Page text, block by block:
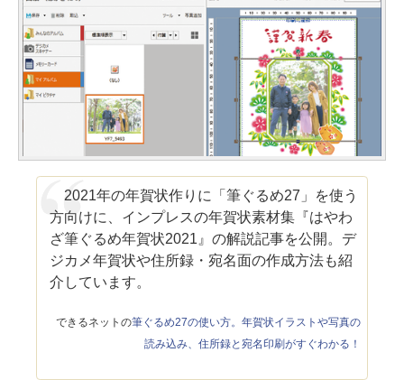
2021年の年賀状作りに「筆ぐるめ27」を使う
方向けに、インプレスの年賀状素材集『はやわ
ざ筆ぐるめ年賀状2021』の解説記事を公開。デ
ジカメ年賀状や住所録・宛名面の作成方法も紹
介しています。
できるネットの筆ぐるめ27の使い方。年賀状イラストや写真の
読み込み、住所録と宛名印刷がすぐわかる！